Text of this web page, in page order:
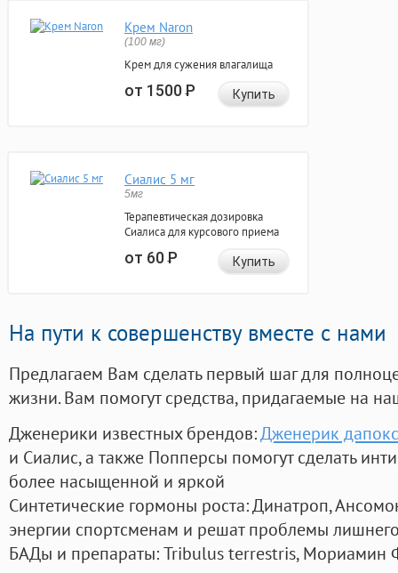
Крем Naron
(100 мг)
Крем для сужения влагалища
от 1500Р Купить
Сиалис 5 мг
5мг
Терапевтическая дозировка
Сиалиса для курсового приема
от 60Р Купить
На пути к совершенству вместе с нами
Предлагаем Вам сделать первый шаг для
жизни. Вам помогут средства, придагаемые на
Дженерики известных брендов:Дженерик
и Сиалис, а также Попперсы помогут сделать
более насыщенной и яркой
Синтетические гормоны роста: Динатроп,
энергии спортсменам и решат проблемы
БАДы и препараты:Tribulus terrestris, Мориамин